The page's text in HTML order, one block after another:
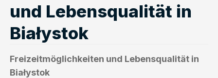
und Lebensqualität in
Białystok
Freizeitmöglichkeiten und Lebensqualität in
Białystok